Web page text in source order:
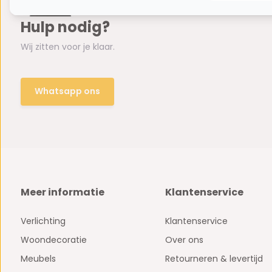
Hulp nodig?
Wij zitten voor je klaar.
Whatsapp ons
Meer informatie
Verlichting
Woondecoratie
Meubels
Klantenservice
Klantenservice
Over ons
Retourneren & levertijd